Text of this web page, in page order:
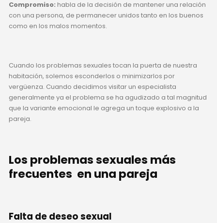
Compromiso: habla de la decisión de mantener una relación
con una persona, de permanecer unidos tanto en los buenos
como en los malos momentos.
Cuando los problemas sexuales tocan la puerta de nuestra
habitación, solemos esconderlos o minimizarlos por
vergüenza. Cuando decidimos visitar un especialista
generalmente ya el problema se ha agudizado a tal magnitud
que la variante emocional le agrega un toque explosivo a la
pareja.
Los problemas sexuales más
frecuentes en una pareja
Falta de deseo sexual